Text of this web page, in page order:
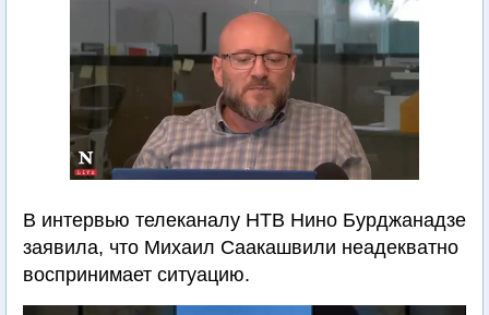
В интервью телеканалу НТВ Нино Бурджанадзе
заявила, что Михаил Саакашвили неадекватно
воспринимает ситуацию.